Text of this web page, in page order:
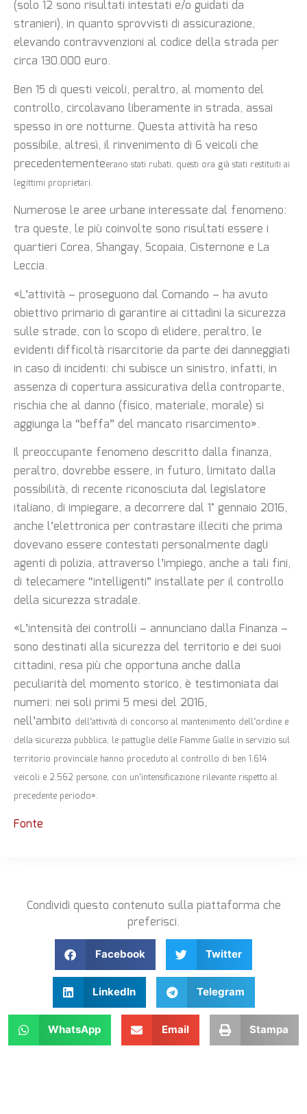
(solo 12 sono risultati intestati e/o guidati da
stranieri), in quanto sprovvisti di assicurazione,
elevando contravvenzioni al codice della strada per
circa 130.000 euro.
Ben 15 di questi veicoli, peraltro, al momento del
controllo, circolavano liberamente in strada, assai
spesso in ore notturne. Questa attività ha reso
possibile, altresì, il rinvenimento di 6 veicoli che
precedentementeerano stati rubati, questi ora già stati restituiti ai
legittimi proprietari.
Numerose le aree urbane interessate dal fenomeno:
tra queste, le più coinvolte sono risultati essere i
quartieri Corea, Shangay, Scopaia, Cisternone e La
Leccia.
«L’attività – proseguono dal Comando – ha avuto
obiettivo primario di garantire ai cittadini la sicurezza
sulle strade, con lo scopo di elidere, peraltro, le
evidenti difficoltà risarcitorie da parte dei danneggiati
in caso di incidenti: chi subisce un sinistro, infatti, in
assenza di copertura assicurativa della controparte,
rischia che al danno (fisico, materiale, morale) si
aggiunga la “beffa” del mancato risarcimento».
Il preoccupante fenomeno descritto dalla finanza,
peraltro, dovrebbe essere, in futuro, limitato dalla
possibilità, di recente riconosciuta dal legislatore
italiano, di impiegare, a decorrere dal 1° gennaio 2016,
anche l’elettronica per contrastare illeciti che prima
dovevano essere contestati personalmente dagli
agenti di polizia, attraverso l’impiego, anche a tali fini,
di telecamere “intelligenti” installate per il controllo
della sicurezza stradale.
«L’intensità dei controlli – annunciano dalla Finanza –
sono destinati alla sicurezza del territorio e dei suoi
cittadini, resa più che opportuna anche dalla
peculiarità del momento storico, è testimoniata dai
numeri: nei soli primi 5 mesi del 2016,
nell’ambito dell’attività di concorso al mantenimento dell’ordine e
della sicurezza pubblica, le pattuglie delle Fiamme Gialle in servizio sul
territorio provinciale hanno proceduto al controllo di ben 1.614
veicoli e 2.562 persone, con un’intensificazione rilevante rispetto al
precedente periodo».
Fonte
Condividi questo contenuto sulla piattaforma che
preferisci.
Facebook Twitter
LinkedIn Telegram
WhatsApp Email Stampa